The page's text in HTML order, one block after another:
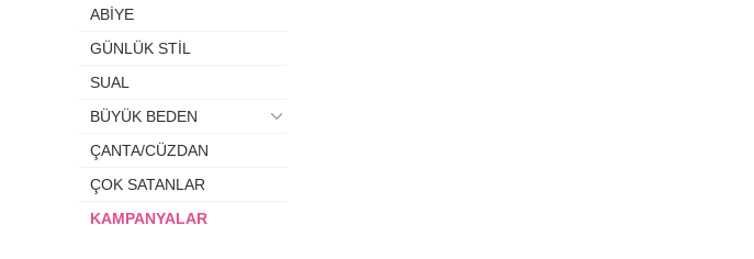
ABİYE
GÜNLÜK STİL
SUAL
BÜYÜK BEDEN
ÇANTA/CÜZDAN
ÇOK SATANLAR
KAMPANYALAR